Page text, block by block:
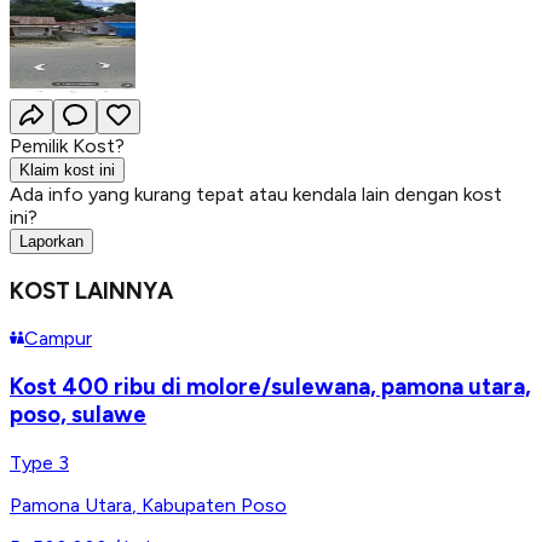
Pemilik Kost?
Klaim kost ini
Ada info yang kurang tepat atau kendala lain dengan kost
ini?
Laporkan
KOST LAINNYA
Campur
Kost 400 ribu di molore/sulewana, pamona utara,
poso, sulawe
Type 3
Pamona Utara, Kabupaten Poso